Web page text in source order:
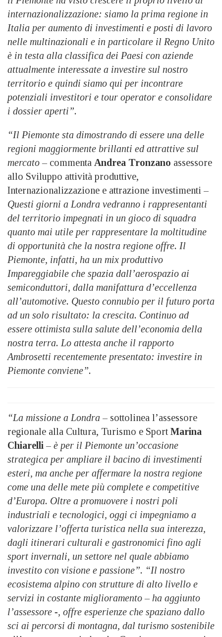
internazionalizzazione: siamo la prima regione in
Italia per aumento di investimenti e posti di lavoro
nelle multinazionali e in particolare il Regno Unito
è in testa alla classifica dei Paesi con aziende
attualmente interessate a investire sul nostro
territorio e quindi siamo qui per incontrare
potenziali investitori e tour operator e consolidare
i dossier aperti”.
“Il Piemonte sta dimostrando di essere una delle
regioni maggiormente brillanti ed attrattive sul
mercato – commenta Andrea Tronzano assessore
allo Sviluppo attività produttive,
Internazionalizzazione e attrazione investimenti –
Questi giorni a Londra vedranno i rappresentanti
del territorio impegnati in un gioco di squadra
quanto mai utile per rappresentare la moltitudine
di opportunità che la nostra regione offre. Il
Piemonte, infatti, ha un mix produttivo
Impareggiabile che spazia dall’aerospazio ai
semiconduttori, dalla manifattura d’eccellenza
all’automotive. Questo connubio per il futuro porta
ad un solo risultato: la crescita. Continuo ad
essere ottimista sulla salute dell’economia della
nostra terra. Lo attesta anche il rapporto
Ambrosetti recentemente presentato: investire in
Piemonte conviene”.
“La missione a Londra – sottolinea l’assessore
regionale alla Cultura, Turismo e Sport Marina
Chiarelli – è per il Piemonte un’occasione
strategica per ampliare il bacino di investimenti
esteri, ma anche per affermare la nostra regione
come una delle mete più complete e competitive
d’Europa. Oltre a promuovere i nostri poli
industriali e tecnologici, oggi ci impegniamo a
valorizzare l’offerta turistica nella sua interezza,
dagli itinerari culturali e gastronomici fino agli
sport invernali, un settore nel quale abbiamo
investito con visione e passione”. “Il nostro
ecosistema alpino con strutture di alto livello e
servizi in costante miglioramento – ha aggiunto
l’assessore -, offre esperienze che spaziano dallo
sci ai percorsi di montagna, dal turismo sostenibile